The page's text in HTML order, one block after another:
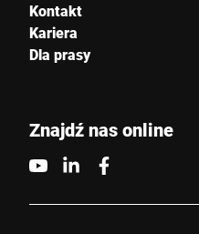
Kraj *
Kontakt
Kariera
Dla prasy
Znajdź nas online